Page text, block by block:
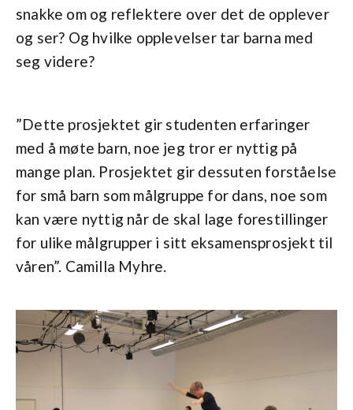
snakke om og reflektere over det de opplever
og ser? Og hvilke opplevelser tar barna med
seg videre?
”Dette prosjektet gir studenten erfaringer
med å møte barn, noe jeg tror er nyttig på
mange plan. Prosjektet gir dessuten forståelse
for små barn som målgruppe for dans, noe som
kan være nyttig når de skal lage forestillinger
for ulike målgrupper i sitt eksamensprosjekt til
våren”. Camilla Myhre.